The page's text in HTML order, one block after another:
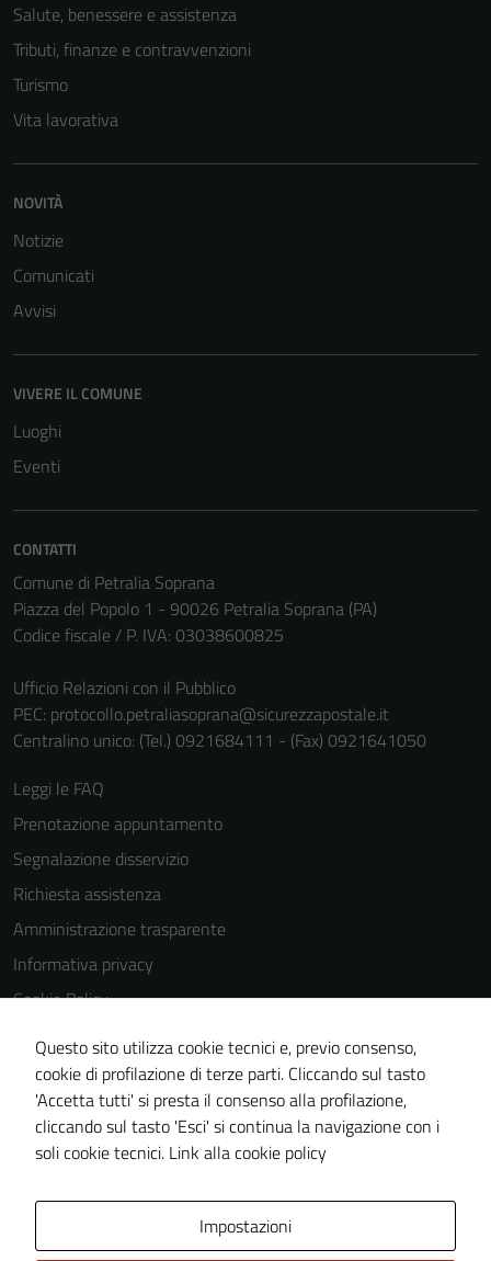
Salute, benessere e assistenza
Tributi, finanze e contravvenzioni
Turismo
Vita lavorativa
NOVITÀ
Notizie
Comunicati
Avvisi
VIVERE IL COMUNE
Luoghi
Eventi
CONTATTI
Comune di Petralia Soprana
Piazza del Popolo 1 - 90026 Petralia Soprana (PA)
Codice fiscale / P. IVA: 03038600825
Ufficio Relazioni con il Pubblico
PEC: protocollo.petraliasoprana@sicurezzapostale.it
Centralino unico: (Tel.) 0921684111 - (Fax) 0921641050
Leggi le FAQ
Prenotazione appuntamento
Segnalazione disservizio
Richiesta assistenza
Amministrazione trasparente
Informativa privacy
Cookie Policy
Note legali
Dichiarazione di accessibilità
Obiettivi di accessiblità
Piano di miglioramento del sito
Questo sito utilizza cookie tecnici e, previo consenso,
cookie di profilazione di terze parti. Cliccando sul tasto
'Accetta tutti' si presta il consenso alla profilazione,
cliccando sul tasto 'Esci' si continua la navigazione con i
soli cookie tecnici. Link alla cookie policy
Impostazioni
Questi cookie